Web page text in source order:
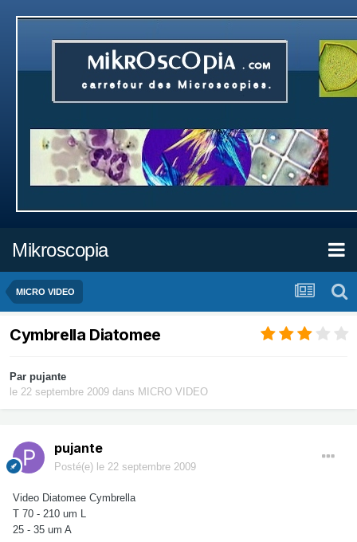
Mikroscopia
MICRO VIDEO
Cymbrella Diatomee
Par pujante
le 22 septembre 2009 dans MICRO VIDEO
pujante
Posté(e) le 22 septembre 2009
Video Diatomee Cymbrella
T 70 - 210 um L
25 - 35 um A